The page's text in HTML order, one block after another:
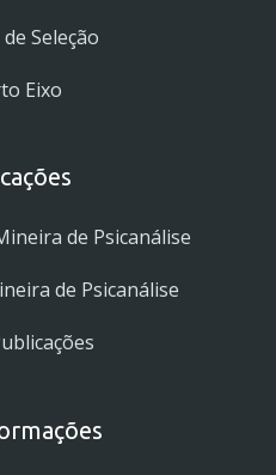
Seleção
Eixo
de Psicanálise
de Psicanálise